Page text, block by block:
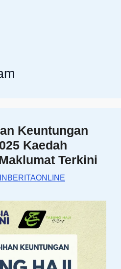
Keuntungan
Kaedah
Terkini